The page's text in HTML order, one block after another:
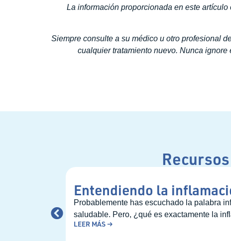
La información proporcionada en este
Siempre consulte a su médico u otro profesional
cualquier tratamiento nuevo. Nunca
Entendiendo la
Probablemente has escuchado la palabra
saludable. Pero, ¿qué es exactamente la
LEER MÁS →